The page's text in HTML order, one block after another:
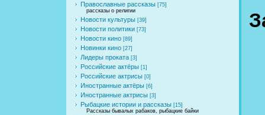
Православные рассказы [75]
рассказы о религии
Новости культуры [39]
Новости политики [73]
Новости кино [89]
Новинки кино [27]
Лидеры проката [3]
Российские актёры [1]
Российские актрисы [0]
Иностранные актёры [6]
Иностранные актрисы [3]
Рыбацкие истории и рассказы [15]
Рассказы бывалых рабаков, рыбацкие байки